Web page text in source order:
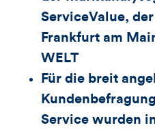
ServiceValue,
Frankfurt am
WELT
Für die breit
Service wurden